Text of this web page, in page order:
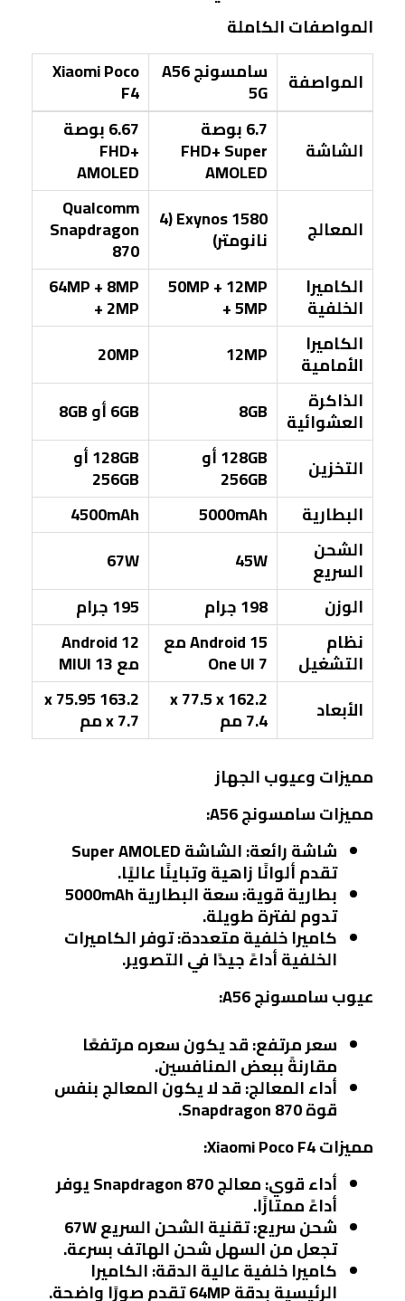
المواصفات الكاملة
المواصفة
سامسونج A56
5G
Xiaomi Poco
F4
الشاشة
6.7 بوصة
FHD+ Super
AMOLED
6.67 بوصة
FHD+
AMOLED
المعالج
Exynos 1580 (4
نانومتر)
Qualcomm
Snapdragon
870
الكاميرا
الخلفية
50MP + 12MP
+ 5MP
64MP + 8MP
+ 2MP
الكاميرا
الأمامية 12MP
20MP
الذاكرة
العشوائية 8GB
6GB أو 8GB
التخزين
128GB أو
256GB
128GB أو
256GB
البطارية
5000mAh
4500mAh
الشحن
السريع 45W
67W
الوزن
198 جرام
195 جرام
نظام
التشغيل
Android 15 مع
One UI 7
Android 12
مع MIUI 13
الأبعاد
162.2 x 77.5 x
7.4 مم
163.2 x 75.95
x 7.7 مم
مميزات وعيوب الجهاز
مميزات سامسونج A56:
شاشة رائعة:
الشاشة Super AMOLED
تقدم ألوانًا زاهية وتباينًا عاليًا.
بطارية قوية: سعة البطارية 5000mAh
تدوم لفترة طويلة.
كاميرا خلفية متعددة:توفر الكاميرات
الخلفية أداءً جيدًا في التصوير.
عيوب سامسونج A56:
سعر مرتفع:قد يكون سعره مرتفعًا
مقارنةً ببعض المنافسين.
أداء المعالج:قد لا يكون المعالج بنفس
قوة Snapdragon 870.
مميزات Xiaomi Poco F4:
أداء قوي:
معالج Snapdragon 870 يوفر
أداءً ممتازًا.
شحن سريع: تقنية الشحن السريع 67W
تجعل من السهل شحن الهاتف بسرعة.
كاميرا خلفية عالية الدقة:الكاميرا
الرئيسية بدقة 64MP تقدم صورًا واضحة.